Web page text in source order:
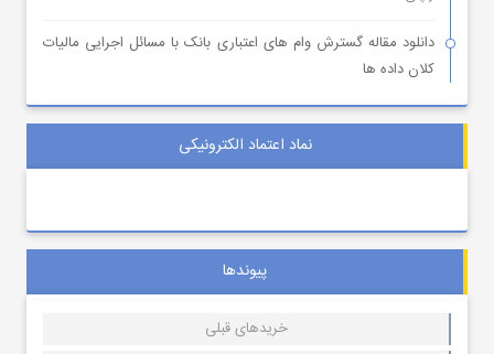
دانلود مقاله گسترش وام های اعتباری بانک با مسائل اجرایی مالیات
کلان داده ها
نماد اعتماد الکترونیکی
پیوندها
خریدهای قبلی